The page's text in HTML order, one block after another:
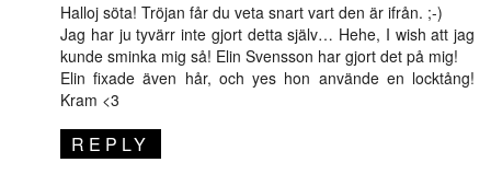
Halloj söta! Tröjan får du veta snart vart den är ifrån. ;-)
Jag har ju tyvärr inte gjort detta själv… Hehe, I wish att jag
kunde sminka mig så! Elin Svensson har gjort det på mig!
Elin fixade även hår, och yes hon använde en locktång!
Kram <3
REPLY